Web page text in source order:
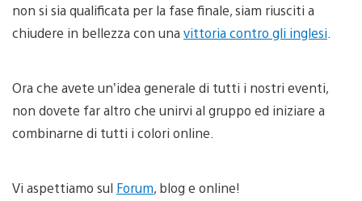
non si sia qualificata per la fase finale, siam riusciti a
chiudere in bellezza con una vittoria contro gli inglesi
Ora che avete un’idea generale di tutti i nostri eventi,
non dovete far altro che unirvi al gruppo ed iniziare a
combinarne di tutti i colori online.
Vi aspettiamo sul Forum, blog e online!